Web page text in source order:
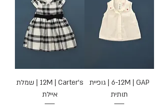
6-12M | GAP | גופיית
תותית
12M | Carter's | שמלת
איילת